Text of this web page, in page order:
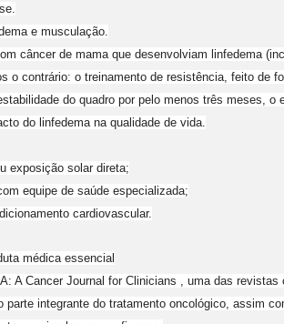
e musculação.
câncer de mama que desenvolviam linfedema
o contrário: o treinamento de resistência, feito de
do quadro por pelo menos três meses,
do linfedema na qualidade de vida.
exposição solar direta;
equipe de saúde especializada;
cardiovascular.
médica essencial
A Cancer Journal for Clinicians , uma das
integrante do tratamento oncológico, assim